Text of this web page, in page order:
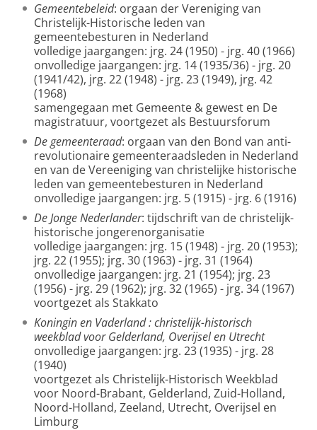
Gemeentebeleid: orgaan der Vereniging van
Christelijk-Historische leden van
gemeentebesturen in Nederland
volledige jaargangen: jrg. 24 (1950) - jrg. 40 (1966)
onvolledige jaargangen: jrg. 14 (1935/36) - jrg. 20
(1941/42), jrg. 22 (1948) - jrg. 23 (1949), jrg. 42
(1968)
samengegaan met Gemeente & gewest en De
magistratuur, voortgezet als Bestuursforum
De gemeenteraad: orgaan van den Bond van anti-
revolutionaire gemeenteraadsleden in Nederland
en van de Vereeniging van christelijke historische
leden van gemeentebesturen in Nederland
onvolledige jaargangen: jrg. 5 (1915) - jrg. 6 (1916)
De Jonge Nederlander: tijdschrift van de christelijk-
historische jongerenorganisatie
volledige jaargangen: jrg. 15 (1948) - jrg. 20 (1953);
jrg. 22 (1955); jrg. 30 (1963) - jrg. 31 (1964)
onvolledige jaargangen: jrg. 21 (1954); jrg. 23
(1956) - jrg. 29 (1962); jrg. 32 (1965) - jrg. 34 (1967)
voortgezet als Stakkato
Koningin en Vaderland: christelijk-historisch
weekblad voor Gelderland, Overijsel en Utrecht
onvolledige jaargangen: jrg. 23 (1935) - jrg. 28
(1940)
voortgezet als Christelijk-Historisch Weekblad
voor Noord-Brabant, Gelderland, Zuid-Holland,
Noord-Holland, Zeeland, Utrecht, Overijsel en
Limburg